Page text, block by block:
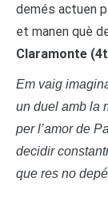
demés actuen
et manen què
Claramonte
Em vaig
un duel amb la
per l’amor de
decidir
que res no